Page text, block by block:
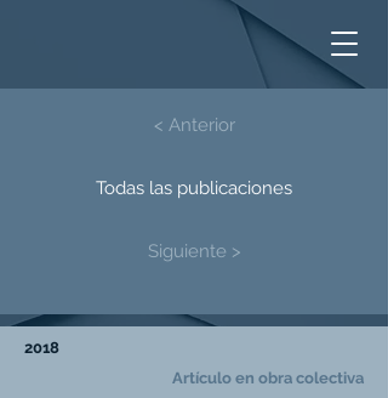
2018
Artículo en obra colectiva
< Anterior
Todas las publicaciones
Siguiente >